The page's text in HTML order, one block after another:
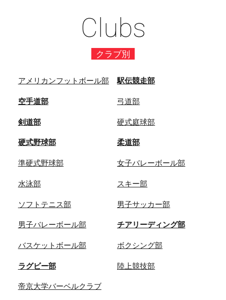
Clubs
クラブ別
アメリカンフットボール部 駅伝競走部
空手道部 弓道部
剣道部 硬式庭球部
硬式野球部 柔道部
準硬式野球部 女子バレーボール部
水泳部 スキー部
ソフトテニス部 男子サッカー部
男子バレーボール部 チアリーディング部
バスケットボール部 ボクシング部
ラグビー部 陸上競技部
帝京大学バーベルクラブ